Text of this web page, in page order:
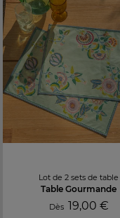
Lot de 2 sets de table
Table Gourmande
Dès 19,00 €